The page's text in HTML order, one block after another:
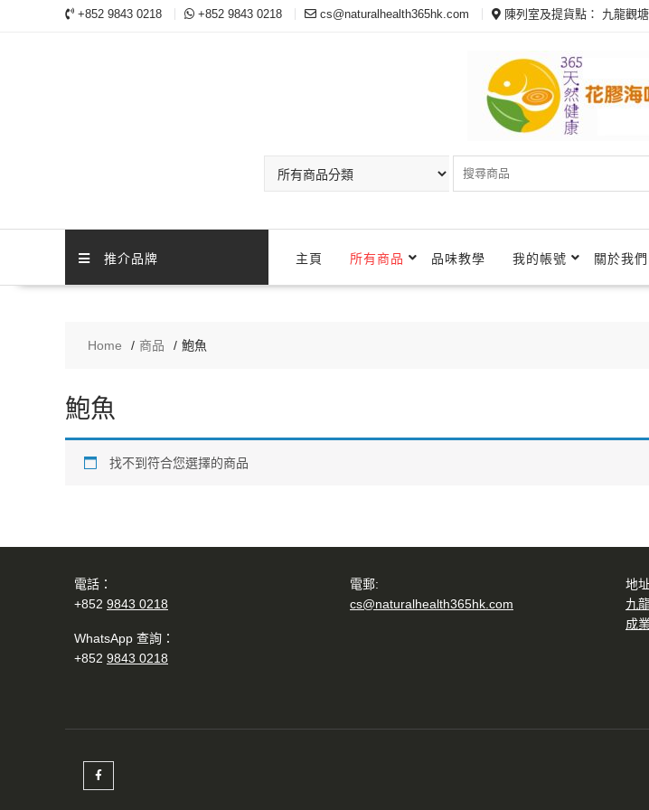
+852 9843 0218 +852 9843 0218 cs@naturalhealth365hk.com 陳列室及提貨點： 九龍觀
推介品牌 主頁 所有商品 品味教學 我的帳號 關於我們
Home 商品 鮑魚
鮑魚
找不到符合您選擇的商品
電話：
+852 9843 0218
WhatsApp 查詢：
+852 9843 0218
電郵:
cs@naturalhealth365hk.com
地
九
成